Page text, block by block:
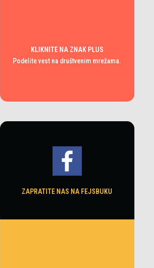
KLIKNITE NA ZNAK PLUS
Podelite vest na društvenim mrežama.
ZAPRATITE NAS NA FEJSBUKU